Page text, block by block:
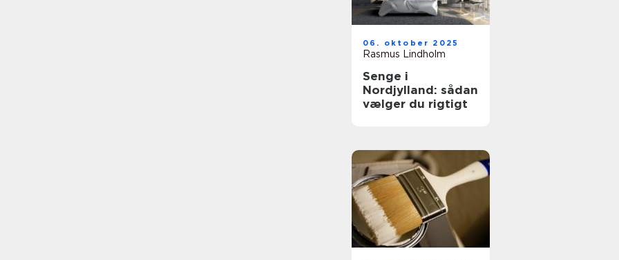
06. oktober 2025
Rasmus Lindholm
Senge i
Nordjylland: sådan
vælger du rigtigt